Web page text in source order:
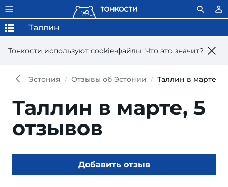
Тонкости используют сookie-файлы. Что это значит?
Таллин
Эстония Отзывы об Эстонии Таллин в марте
Таллин в марте, 5
отзывов
Добавить отзыв